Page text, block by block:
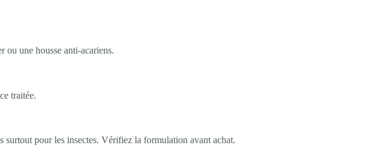
ou une housse anti-acariens.
traitée.
surtout pour les insectes. Vérifiez la formulation avant achat.